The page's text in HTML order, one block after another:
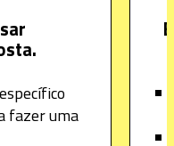
fazer uma